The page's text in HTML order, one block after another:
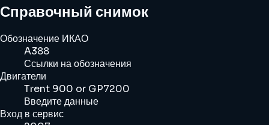
Справочный снимок
Обозначение ИКАО
A388
Ссылки на обозначения
Двигатели
Trent 900 or GP7200
Введите данные
Вход в сервис